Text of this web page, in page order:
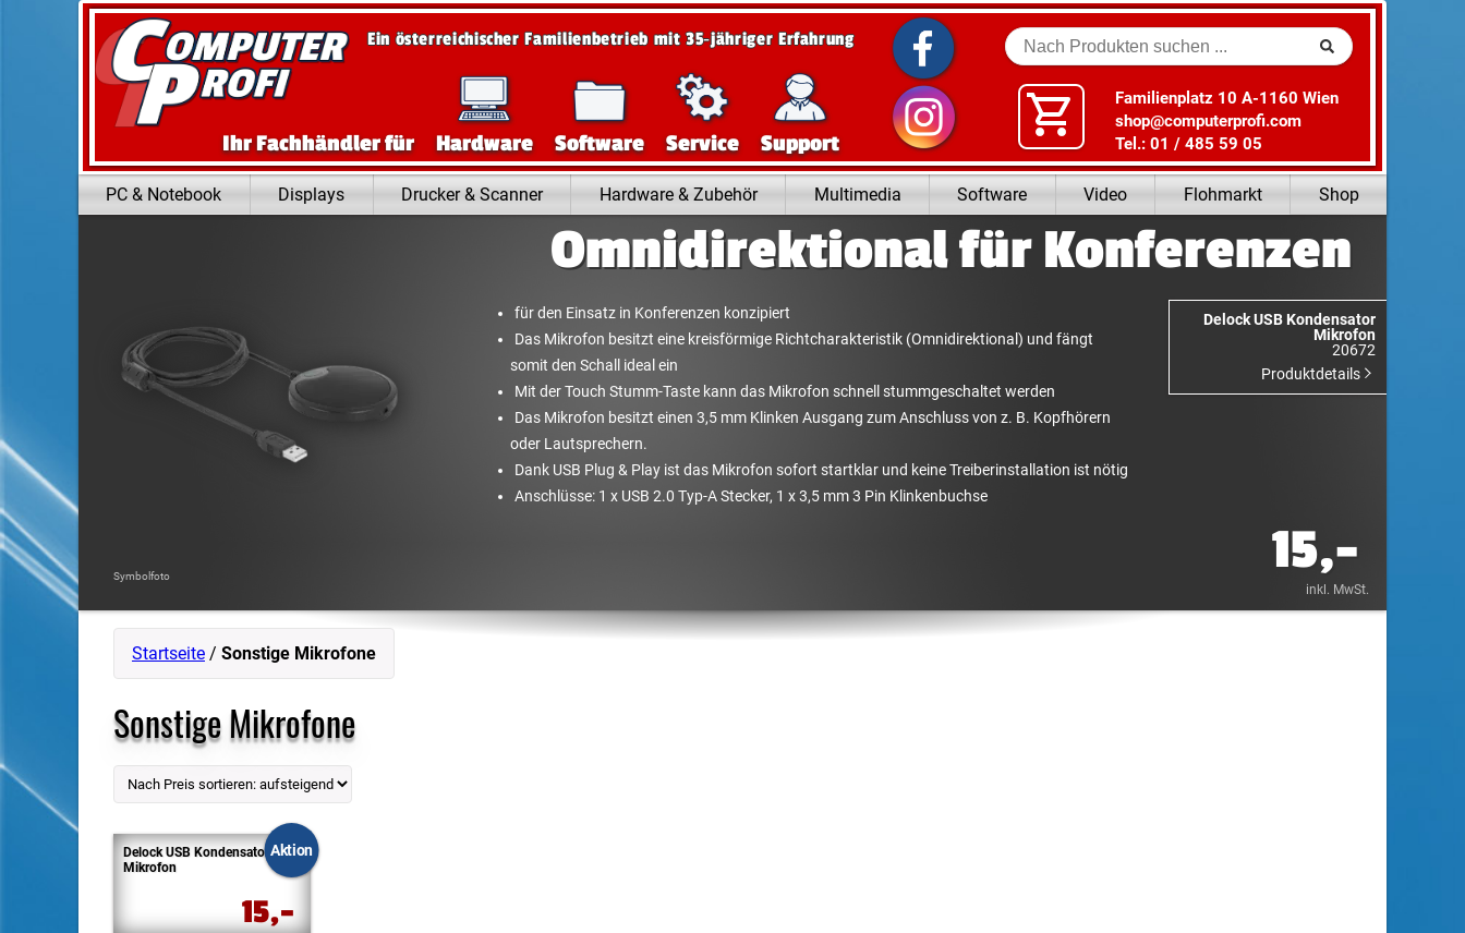
Zum Inhalt springen
Ein österreichischer Familienbetrieb mit 35‑jähriger Erfahrung
Ihr Fachhändler für Hardware Software Service Support
Suche
Familienplatz 10 A-1160 Wien
shop@computerprofi.com
Tel.: 01 / 485 59 05
PC & Notebook Displays Drucker & Scanner Hardware & Zubehör Multimedia Software Video Flohmarkt Shop
Symbolfoto
Omnidirektional für Konferenzen
für den Einsatz in Konferenzen konzipiert
Das Mikrofon besitzt eine kreisförmige Richtcharakteristik (Omnidirektional) und fängt
somit den Schall ideal ein
Mit der Touch Stumm-Taste kann das Mikrofon schnell stummgeschaltet werden
Das Mikrofon besitzt einen 3,5 mm Klinken Ausgang zum Anschluss von z. B. Kopfhörern
oder Lautsprechern.
Dank USB Plug & Play ist das Mikrofon sofort startklar und keine Treiberinstallation ist nötig
Anschlüsse: 1 x USB 2.0 Typ-A Stecker, 1 x 3,5 mm 3 Pin Klinkenbuchse
Delock USB Kondensator
Mikrofon
20672
Produktdetails
15,-
inkl. MwSt.
Startseite / Sonstige Mikrofone
Sonstige Mikrofone
Aktion
Delock USB Kondensator
Mikrofon
15,-